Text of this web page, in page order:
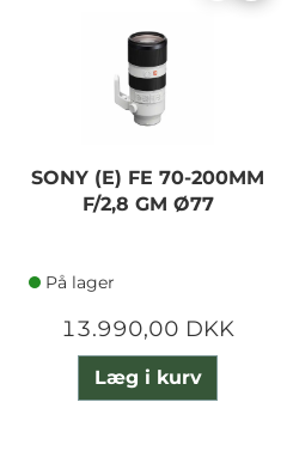
SONY (E) FE 70-200MM
F/2,8 GM Ø77
På lager
13.990,00 DKK
Læg i kurv